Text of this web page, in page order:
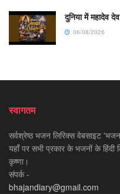
दुनिया में महादेव
06/08/2026
स्वागतम
सर्वश्रेष्ठ भजन लिरिक्स वेबसाइट
यहाँ पर सभी प्रकार के भजनों के
कृष्णा।
संपर्क -
bhajandiary@gmail.com